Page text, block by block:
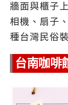
牆面與櫃子
相機、扇子
種台灣民俗
台南咖啡